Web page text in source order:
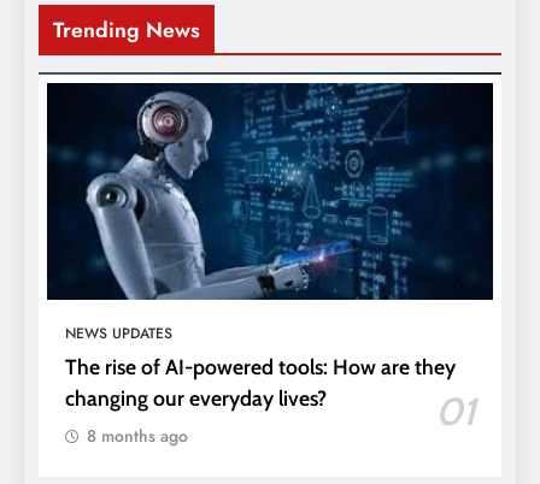
Trending News
NEWS UPDATES
The rise of AI-powered tools: How are they
changing our everyday lives?
01
8 months ago